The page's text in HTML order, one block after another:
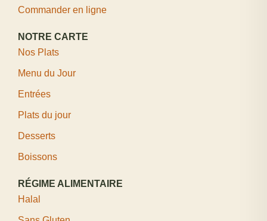
Commander en ligne
NOTRE CARTE
Nos Plats
Menu du Jour
Entrées
Plats du jour
Desserts
Boissons
RÉGIME ALIMENTAIRE
Halal